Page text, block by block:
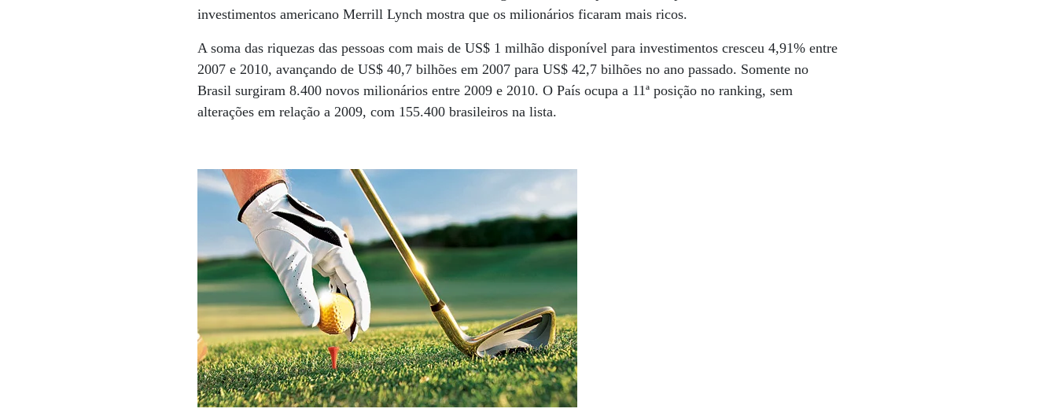
investimentos americano Merrill Lynch mostra que os milionários ficaram mais ricos.
A soma das riquezas das pessoas com mais de US$ 1 milhão disponível para investimentos cresceu 4,91% entre
2007 e 2010, avançando de US$ 40,7 bilhões em 2007 para US$ 42,7 bilhões no ano passado. Somente no
Brasil surgiram 8.400 novos milionários entre 2009 e 2010. O País ocupa a 11ª posição no ranking, sem
alterações em relação a 2009, com 155.400 brasileiros na lista.